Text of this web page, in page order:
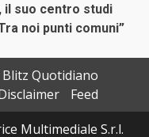
il suo centro studi
noi punti comuni”
Blitz Quotidiano
Feed
Multimediale S.r.l.